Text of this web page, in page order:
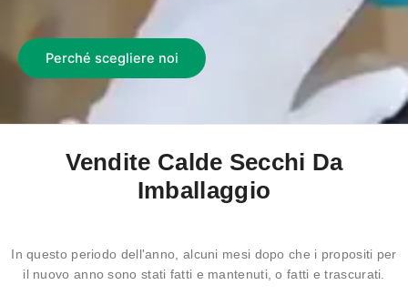
Perché scegliere noi
Vendite Calde Secchi Da
Imballaggio
In questo periodo dell'anno, alcuni mesi dopo che i propositi per
il nuovo anno sono stati fatti e mantenuti, o fatti e trascurati.